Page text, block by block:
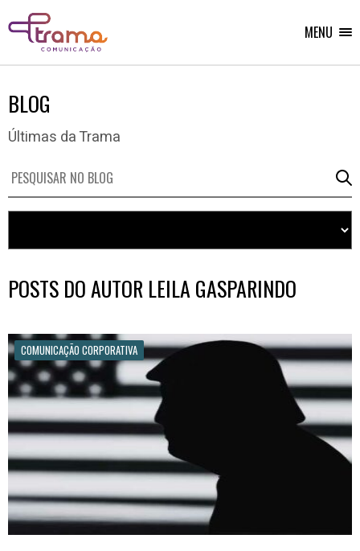
para
site
para
conteúdo
site
MENU
BLOG
Últimas da Trama
Pesquise
Blog
POSTS DO AUTOR LEILA GASPARINDO
COMUNICAÇÃO CORPORATIVA